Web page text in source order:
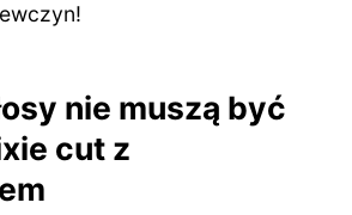
nie muszą być
cut z